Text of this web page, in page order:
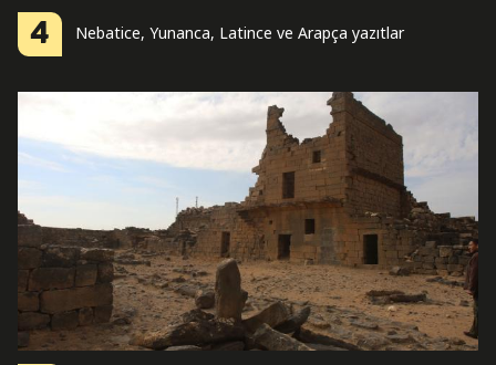
4 Nebatice, Yunanca, Latince ve Arapça yazıtlar